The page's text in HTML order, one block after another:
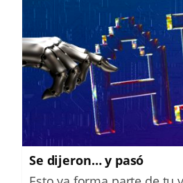
Se dijeron… y pasó